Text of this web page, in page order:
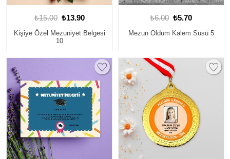
₺15.00 ₺13.90
Kişiye Özel Mezuniyet Belgesi
10
₺6.00 ₺5.70
Mezun Oldum Kalem Süsü 5